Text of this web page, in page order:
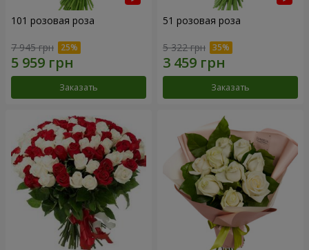
101 розовая роза
7 945 грн
Заказать
51 розовая роза
5 322 грн
Заказать